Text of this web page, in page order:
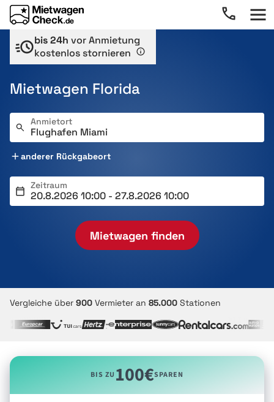
bis 24h vor Anmietung
kostenlos stornieren
Mietwagen Florida
Anmietort
anderer Rückgabeort
Zeitraum
Mietwagen finden
Vergleiche über 900 Vermieter an 85.000 Stationen
BIS ZU100€SPAREN